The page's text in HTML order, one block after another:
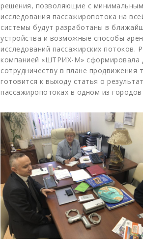
решения, позволяющие с
исследования пассажиропотока на
системы будут разработаны в
устройства и возможные способы
исследований пассажирских потоков.
компанией «ШТРИХ-М» сформировала
сотрудничеству в плане
готовится к выходу статья о
пассажиропотоках в одном из